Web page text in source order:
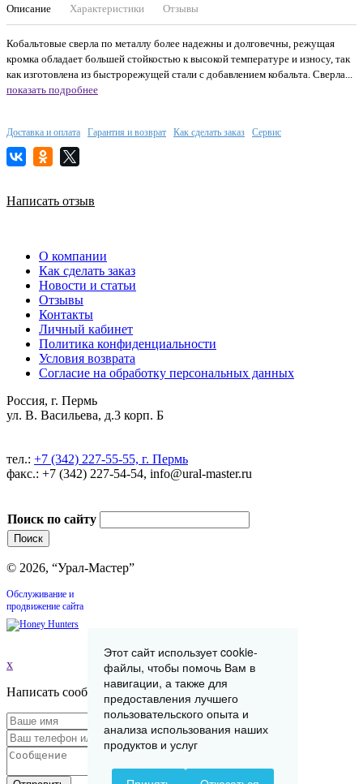
Описание Характеристики Отзывы
Кобальтовые сверла по металлу более надежны и долговечны, режущая
кромка обладает большей стойкостью к высокой температуре и износу, так
как изготовлена из быстрорежущей стали с добавлением кобальта. Сверла...
показать подробнее
Доставка и оплата Гарантия и возврат Как сделать заказ Сервис
Написать отзыв
О компании
Как сделать заказ
Новости и статьи
Отзывы
Контакты
Личный кабинет
Политика конфиденциальности
Условия возврата
Согласие на обработку персональных данных
Россия, г. Пермь
ул. В. Васильева, д.3 корп. Б
тел.: +7 (342) 227-55-55, г. Пермь
факс.: +7 (342) 227-54-54, info@ural-master.ru
Поиск по сайту
© 2026, “Урал-Мастер”
Обслуживание и
продвижение сайта
x
Написать сообщение
Этот сайт использует cookie-
файлы, чтобы помочь Вам в
навигации, а также для
предоставления лучшего
пользовательского опыта и
анализа использования наших
продуктов и услуг